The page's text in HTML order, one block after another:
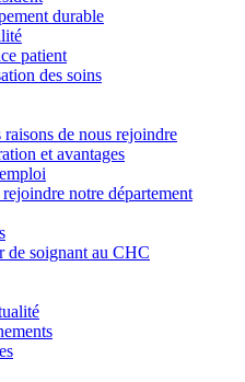
durable
patient
des soins
raisons de nous rejoindre
et avantages
notre département
de soignant au CHC